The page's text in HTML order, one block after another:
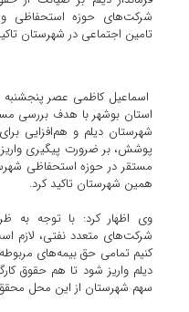
شرکت‌های حوزه استحفاظی و
تامین اجتماعی در شهرستان
اسماعیل کاظمی عصر
استان بوشهر با هدف بررسی
شهرستان دیلم و هم‌افزایی
پوشش، بر ضرورت پیگیری واریز
مستقر در حوزه استحفاظی
همین شهرستان تاکید کرد.
وی اظهار کرد: با توجه به
شرکت‌های متعدد نفتی، لازم
کنیم تمامی حق بیمه‌های
دیلم واریز شود تا هم حقوق
سهم شهرستان از این محل